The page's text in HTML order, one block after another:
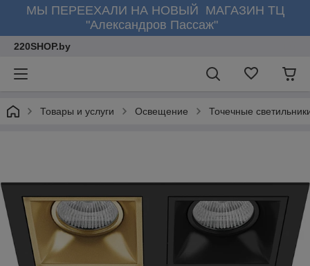
МЫ ПЕРЕЕХАЛИ НА НОВЫЙ МАГАЗИН ТЦ
"Александров Пассаж"
220SHOP.by
Товары и услуги Освещение Точечные